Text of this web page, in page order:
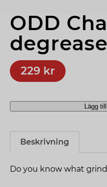
ODD
229 kr
ODD
degreaser
500ml
mängd
Lägg
Beskrivning
Do you know what